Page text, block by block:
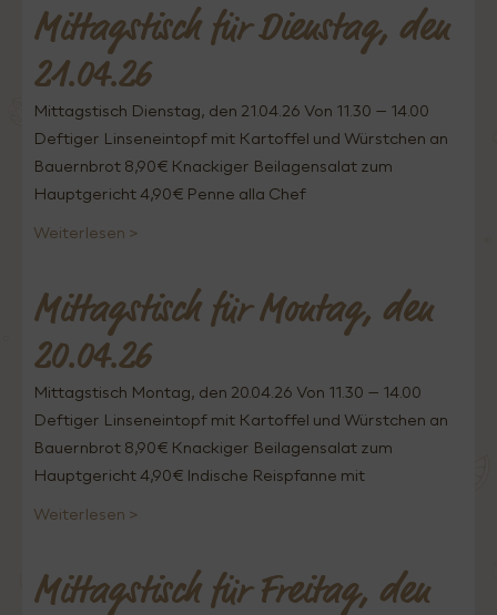
Mittagstisch für Dienstag, den
21.04.26
Mittagstisch Dienstag, den 21.04.26 Von 11.30 – 14.00
Deftiger Linseneintopf mit Kartoffel und Würstchen an
Bauernbrot 8,90€ Knackiger Beilagensalat zum
Hauptgericht 4,90€ Penne alla Chef
Weiterlesen >
Mittagstisch für Montag, den
20.04.26
Mittagstisch Montag, den 20.04.26 Von 11.30 – 14.00
Deftiger Linseneintopf mit Kartoffel und Würstchen an
Bauernbrot 8,90€ Knackiger Beilagensalat zum
Hauptgericht 4,90€ Indische Reispfanne mit
Weiterlesen >
Mittagstisch für Freitag, den